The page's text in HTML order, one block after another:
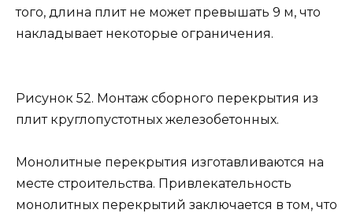
того, длина плит не может превышать 9 м, что
накладывает некоторые ограничения.
Рисунок 52. Монтаж сборного перекрытия из
плит круглопустотных железобетонных.
Монолитные перекрытия изготавливаются на
месте строительства. Привлекательность
монолитных перекрытий заключается в том, что